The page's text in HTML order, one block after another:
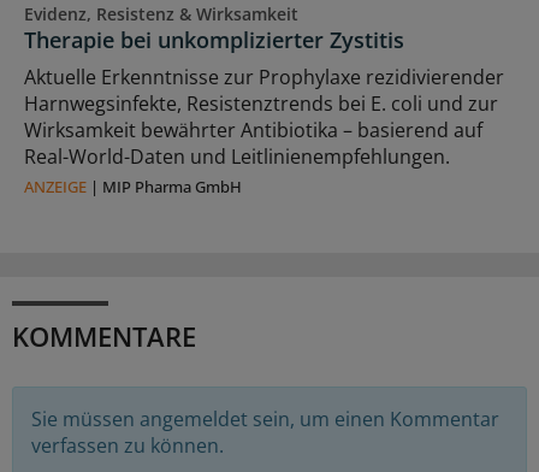
Evidenz, Resistenz & Wirksamkeit
Therapie bei unkomplizierter Zystitis
Aktuelle Erkenntnisse zur Prophylaxe rezidivierender
Harnwegsinfekte, Resistenztrends bei E. coli und zur
Wirksamkeit bewährter Antibiotika – basierend auf
Real-World-Daten und Leitlinienempfehlungen.
ANZEIGE | MIP Pharma GmbH
KOMMENTARE
Sie müssen angemeldet sein, um einen Kommentar
verfassen zu können.